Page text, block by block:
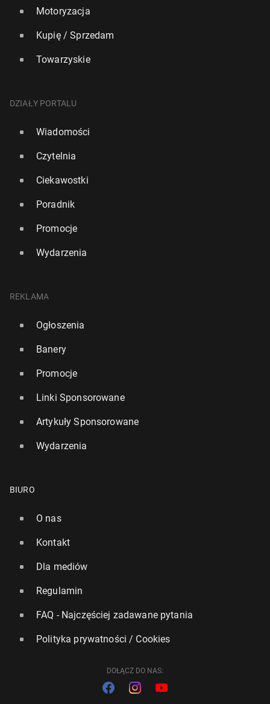
Motoryzacja
Kupię / Sprzedam
Towarzyskie
DZIAŁY PORTALU
Wiadomości
Czytelnia
Ciekawostki
Poradnik
Promocje
Wydarzenia
REKLAMA
Ogłoszenia
Banery
Promocje
Linki Sponsorowane
Artykuły Sponsorowane
Wydarzenia
BIURO
O nas
Kontakt
Dla mediów
Regulamin
FAQ - Najczęściej zadawane pytania
Polityka prywatności / Cookies
DOŁĄCZ DO NAS: